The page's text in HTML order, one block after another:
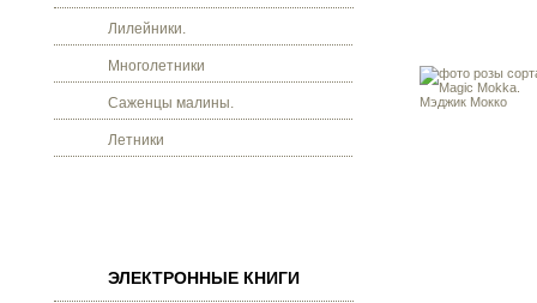
Лилейники.
Многолетники
Саженцы малины.
Летники
ЭЛЕКТРОННЫЕ КНИГИ